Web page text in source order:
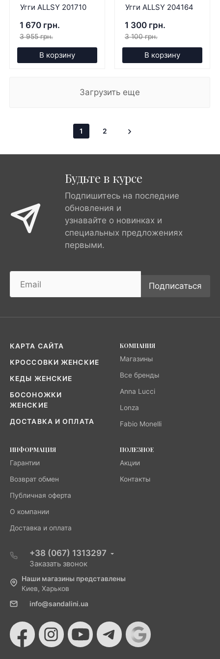
Угги ALLSY 201710
1 670 грн.
3 955 грн.
В корзину
Угги ALLSY 204164
1 300 грн.
3 100 грн.
В корзину
Загрузить еще
1 2
Будьте в курсе
Подпишитесь на последние
обновления и
узнавайте о новинках и
специальных предложениях
первыми.
Подписаться
КАРТА САЙТА
КРОССОВКИ ЖЕНСКИЕ
КЕДЫ ЖЕНСКИЕ
БОСОНОЖКИ
ЖЕНСКИЕ
ДОСТАВКА И ОПЛАТА
КОМПАНИЯ
Магазины
Все бренды
Anna Lucci
Lonza
Fabio Monelli
ИНФОРМАЦИЯ
Гарантии
Возврат обмен
Публичная оферта
О компании
Доставка и оплата
ПОЛЕЗНОЕ
Акции
Контакты
+38 (067) 1313297
Заказать звонок
Наши магазины представлены
Киев, Харьков
info@sandalini.ua